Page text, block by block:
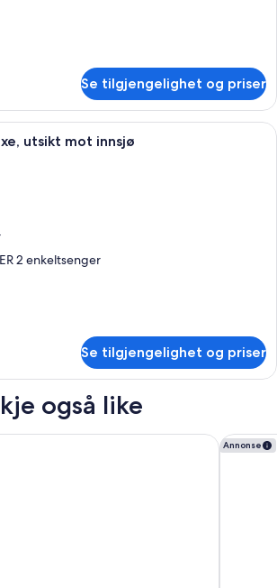
Se tilgjengelighet og priser
Minibar, safe på rommet,
utsikt mot innsjø
2 enkeltsenger
Se tilgjengelighet og priser
også like
Annonse
Hilton